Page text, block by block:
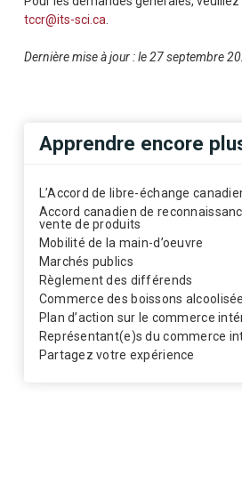
tccr@its-sci.ca
Dernière mise à jour : le 27 septembre
Apprendre encore
L’Accord de libre-échange
Accord canadien de
vente de produits
Mobilité de la main-d’oeuvre
Marchés publics
Règlement des différends
Commerce des boissons
Plan d’action sur le commerce
Représentant(e)s du commerce
Partagez votre expérience